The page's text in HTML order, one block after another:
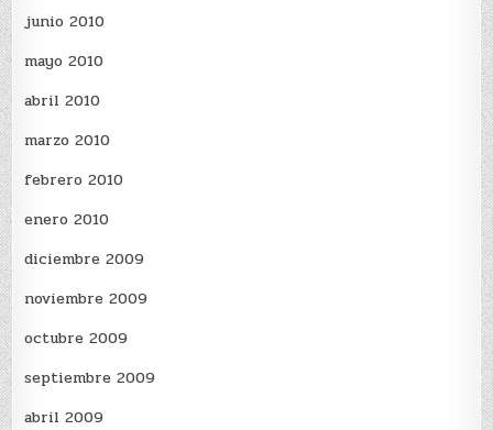
junio 2010
mayo 2010
abril 2010
marzo 2010
febrero 2010
enero 2010
diciembre 2009
noviembre 2009
octubre 2009
septiembre 2009
abril 2009